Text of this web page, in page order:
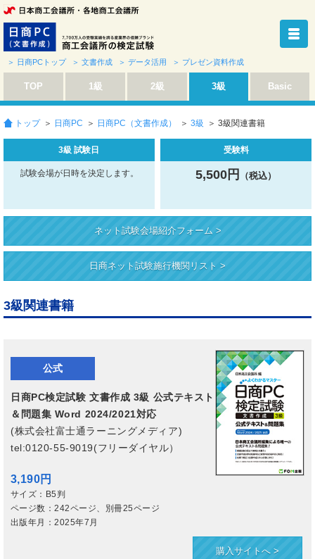
＞ 日商PCトップ ＞ 文書作成 ＞ データ活用 ＞ プレゼン資料作成
TOP 1級 2級 3級 Basic
トップ ＞ 日商PC ＞ 日商PC（文書作成） ＞ 3級 ＞ 3級関連書籍
3級 試験日
試験会場が日時を決定します。
受験料
5,500円 （税込）
ネット試験会場紹介フォーム >
日商ネット試験施行機関リスト >
3級関連書籍
公式
日商PC検定試験 文書作成 3級 公式テキスト
＆問題集 Word 2024/2021対応
(株式会社富士通ラーニングメディア)
tel:0120-55-9019(フリーダイヤル）
3,190円
サイズ：B5判
ページ数：242ページ、別冊25ページ
出版年月：2025年7月
購入サイトへ >